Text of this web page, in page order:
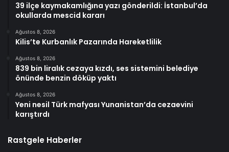
39 ilçe kaymakamlığına yazı gönderildi: İstanbul’da
okullarda mescid kararı
Ağustos 8, 2026
Kilis’te Kurbanlık Pazarında Hareketlilik
Ağustos 8, 2026
839 bin liralık cezaya kızdı, ses sistemini belediye
önünde benzin döküp yaktı
Ağustos 8, 2026
Yeni nesil Türk mafyası Yunanistan’da cezaevini
karıştırdı
Rastgele Haberler